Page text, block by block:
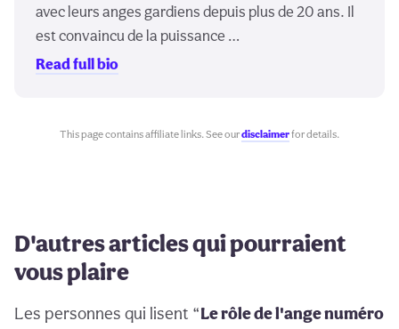
avec leurs anges gardiens depuis plus de 20 ans. Il
est convaincu de la puissance …
Read full bio
This page contains affiliate links. See ourdisclaimerfor details.
D'autres articles qui pourraient
vous plaire
Les personnes qui lisent “Le rôle de l'ange numéro